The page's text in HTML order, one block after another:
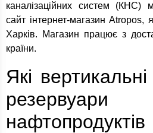
каналізаційних систем (КНС)
сайт інтернет-магазин Atropos,
Харків. Магазин працює з
країни.
Які
нафтопродуктів